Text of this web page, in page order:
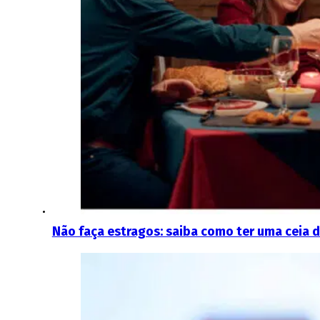
Não faça estragos: saiba como ter uma ceia